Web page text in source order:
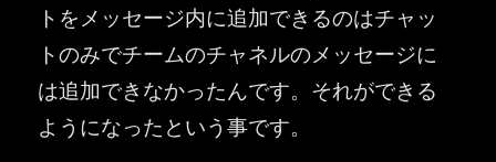
トをメッセージ内に追加できるのはチャッ
トのみでチームのチャネルのメッセージに
は追加できなかったんです。それができる
ようになったという事です。